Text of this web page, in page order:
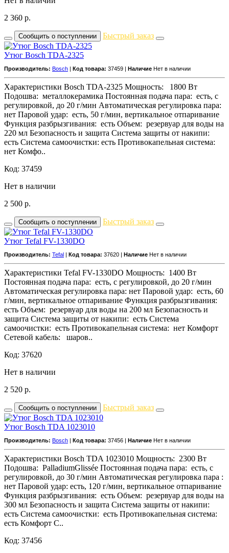
2 360 р.
Сообщить о поступлении Быстрый заказ
Утюг Bosch TDA-2325
Производитель: Bosch | Код товара: 37459 | Наличие Нет в наличии
Характеристики Bosch TDA-2325 Мощность: 1800 Вт
Подошва: металлокерамика Постоянная подача пара: есть, с
регулировкой, до 20 г/мин Автоматическая регулировка пара:
нет Паровой удар: есть, 50 г/мин, вертикальное отпаривание
Функция разбрызгивания: есть Объем: резервуар для воды на
220 мл Безопасность и защита Система защиты от накипи:
есть Система самоочистки: есть Противокапельная система:
нет Комфо..
Код: 37459
Нет в наличии
2 500 р.
Сообщить о поступлении Быстрый заказ
Утюг Tefal FV-1330DO
Производитель: Tefal | Код товара: 37620 | Наличие Нет в наличии
Характеристики Tefal FV-1330DO Мощность: 1400 Вт
Постоянная подача пара: есть, с регулировкой, до 20 г/мин
Автоматическая регулировка пара: нет Паровой удар: есть, 60
г/мин, вертикальное отпаривание Функция разбрызгивания:
есть Объем: резервуар для воды на 200 мл Безопасность и
защита Система защиты от накипи: есть Система
самоочистки: есть Противокапельная система: нет Комфорт
Сетевой кабель: шаров..
Код: 37620
Нет в наличии
2 520 р.
Сообщить о поступлении Быстрый заказ
Утюг Bosch TDA 1023010
Производитель: Bosch | Код товара: 37456 | Наличие Нет в наличии
Характеристики Bosch TDA 1023010 Мощность: 2300 Вт
Подошва: PalladiumGlissée Постоянная подача пара: есть, с
регулировкой, до 30 г/мин Автоматическая регулировка пара :
нет Паровой удар: есть, 120 г/мин, вертикальное отпаривание
Функция разбрызгивания: есть Объем: резервуар для воды на
300 мл Безопасность и защита Система защиты от накипи:
есть Система самоочистки: есть Противокапельная система:
есть Комфорт С..
Код: 37456